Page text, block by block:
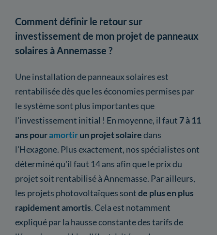
Comment définir le retour sur
investissement de mon projet de panneaux
solaires à Annemasse ?
Une installation de panneaux solaires est
rentabilisée dès que les économies permises par
le système sont plus importantes que
l'investissement initial ! En moyenne, il faut 7 à 11
ans pouramortirun projet solairedans
l'Hexagone. Plus exactement, nos spécialistes ont
déterminé qu'il faut 14 ans afin que le prix du
projet soit rentabilisé à Annemasse. Par ailleurs,
les projets photovoltaïques sontde plus en plus
rapidement amortis. Cela est notamment
expliqué par la hausse constante des tarifs de